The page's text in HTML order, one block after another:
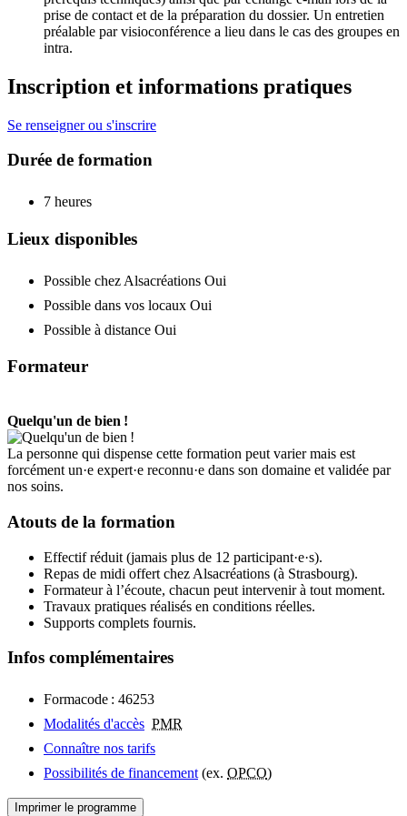
prise de contact et de la préparation du dossier. Un entretien
préalable par visioconférence a lieu dans le cas des groupes en
intra.
Inscription et informations pratiques
Se renseigner ou s'inscrire
Durée de formation
7 heures
Lieux disponibles
Possible chez Alsacréations Oui
Possible dans vos locaux Oui
Possible à distance Oui
Formateur
Quelqu'un de bien !
La personne qui dispense cette formation peut varier mais est
forcément un·e expert·e reconnu·e dans son domaine et validée par
nos soins.
Atouts de la formation
Effectif réduit (jamais plus de 12 participant·e·s).
Repas de midi offert chez Alsacréations (à Strasbourg).
Formateur à l’écoute, chacun peut intervenir à tout moment.
Travaux pratiques réalisés en conditions réelles.
Supports complets fournis.
Infos complémentaires
Formacode : 46253
Modalités d'accès PMR
Connaître nos tarifs
Possibilités de financement (ex. OPCO)
Imprimer le programme